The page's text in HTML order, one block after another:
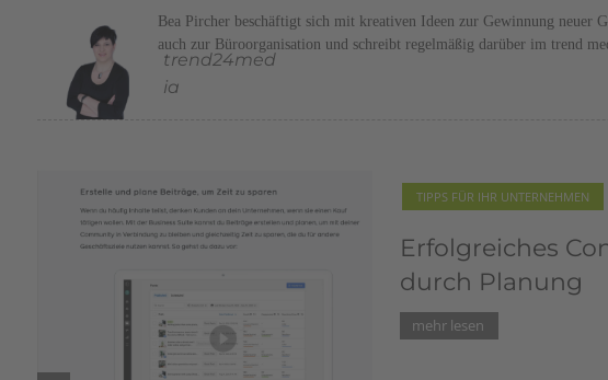
trend24med
ia
Bea Pircher beschäftigt sich mit kreativen Ideen zur Gewinnung neuer
auch zur Büroorganisation und schreibt regelmäßig darüber im trend
TIPPS FÜR IHR UNTERNEHMEN
Pilsachhof